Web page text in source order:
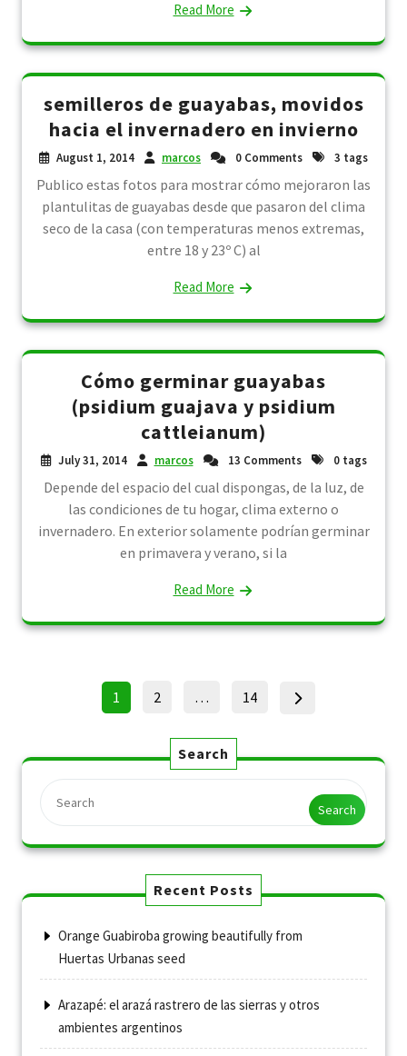
Read More
semilleros de guayabas, movidos
hacia el invernadero en invierno
August 1, 2014 marcos 0 Comments 3 tags
Publico estas fotos para mostrar cómo mejoraron las
plantulitas de guayabas desde que pasaron del clima
seco de la casa (con temperaturas menos extremas,
entre 18 y 23º C) al
Read More
Cómo germinar guayabas
(psidium guajava y psidium
cattleianum)
July 31, 2014 marcos 13 Comments 0 tags
Depende del espacio del cual dispongas, de la luz, de
las condiciones de tu hogar, clima externo o
invernadero. En exterior solamente podrían germinar
en primavera y verano, si la
Read More
Posts
Page
1 Page
2 … Page
14
Search
Search
Recent Posts
Orange Guabiroba growing beautifully from
Huertas Urbanas seed
Arazapé: el arazá rastrero de las sierras y otros
ambientes argentinos